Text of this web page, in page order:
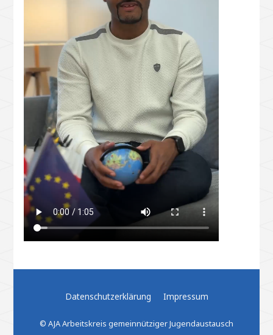
Datenschutzerklärung Impressum
© AJA Arbeitskreis gemeinnütziger Jugendaustausch